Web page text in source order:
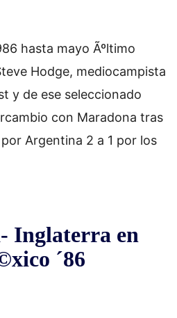
hasta mayo Ãºltimo
Hodge, mediocampista
y de ese seleccionado
con Maradona tras
Argentina 2 a 1 por los
Inglaterra en
´86